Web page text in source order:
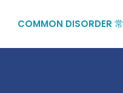
COMMON DISORDER